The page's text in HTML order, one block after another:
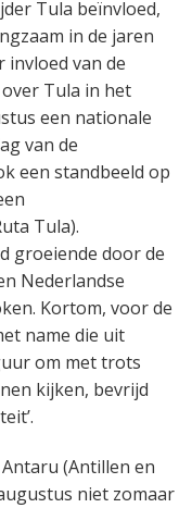
Tula beïnvloed,
in de jaren
invloed van de
Tula in het
een nationale
van de
een standbeeld op
Tula).
groeiende door de
Nederlandse
Kortom, voor de
name die uit
om met trots
kijken, bevrijd
(Antillen en
niet zomaar